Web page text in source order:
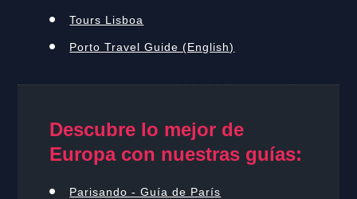
Tours Lisboa
Porto Travel Guide (English)
Descubre lo mejor de
Europa con nuestras guías:
Parisando - Guía de París